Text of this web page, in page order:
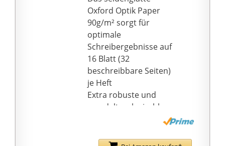
Oxford Optik Paper
90g/m² sorgt für
optimale
Schreibergebnisse auf
16 Blatt (32
beschreibbare Seiten)
je Heft
Extra robuste und
veredelte, abwischbare
feuchtigkeitsabweisend